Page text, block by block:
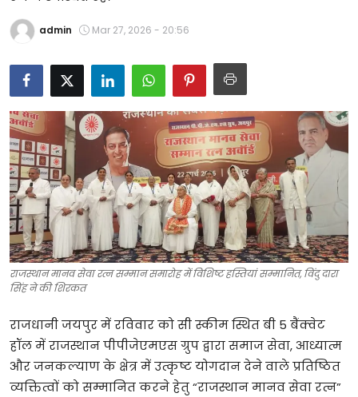
Contact
मनोरंजन
टेक्नोलॉजी
खेल
फैशन
संपादकीय
बिज़नेस
admin Mar 27, 2026 - 20:56
राजस्थान मानव सेवा रत्न सम्मान समारोह में विशिष्ट हस्तियां सम्मानित, विंदु दारा
सिंह ने की शिरकत
राजधानी जयपुर में रविवार को सी स्कीम स्थित बी 5 बैंक्वेट
हॉल में राजस्थान पीपीजेएमएस ग्रुप द्वारा समाज सेवा, आध्यात्म
और जनकल्याण के क्षेत्र में उत्कृष्ट योगदान देने वाले प्रतिष्ठित
व्यक्तित्वों को सम्मानित करने हेतु “राजस्थान मानव सेवा रत्न”